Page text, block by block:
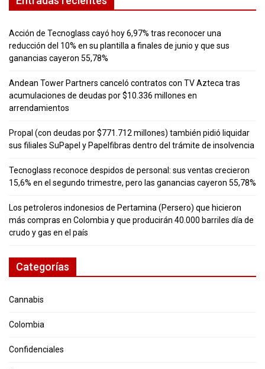
Acción de Tecnoglass cayó hoy 6,97% tras reconocer una
reducción del 10% en su plantilla a finales de junio y que sus
ganancias cayeron 55,78%
Andean Tower Partners canceló contratos con TV Azteca tras
acumulaciones de deudas por $10.336 millones en
arrendamientos
Propal (con deudas por $771.712 millones) también pidió liquidar
sus filiales SuPapel y Papelfibras dentro del trámite de insolvencia
Tecnoglass reconoce despidos de personal: sus ventas crecieron
15,6% en el segundo trimestre, pero las ganancias cayeron 55,78%
Los petroleros indonesios de Pertamina (Persero) que hicieron
más compras en Colombia y que producirán 40.000 barriles día de
crudo y gas en el país
Categorías
Cannabis
Colombia
Confidenciales